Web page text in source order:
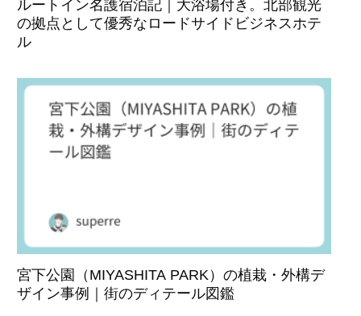
ルートイン名護宿泊記｜大浴場付き。北部観光
の拠点として優秀なロードサイドビジネスホテ
ル
宮下公園（MIYASHITA PARK）の植栽・外構デ
ザイン事例｜街のディテール図鑑